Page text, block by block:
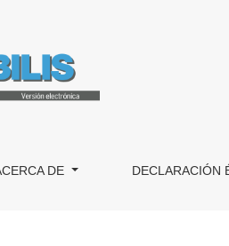
el tallista Nicolás Porcel
DE DECLARACIÓN